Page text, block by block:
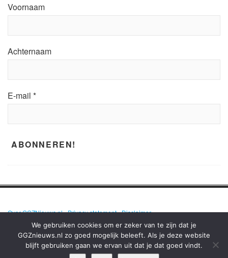
Voornaam
Achternaam
E-mail *
Over GGZNieuws.nl•Privacy statement•Disclaimer
GGZNIEUWS.NL – ELKE DAG HET NIEUWS OVER MENTALE GEZONDHEID
EN DE GGZ OP EEN RIJ!
We gebruiken cookies om er zeker van te zijn dat je
GGZnieuws.nl zo goed mogelijk beleeft. Als je deze website
blijft gebruiken gaan we ervan uit dat je dat goed vindt.